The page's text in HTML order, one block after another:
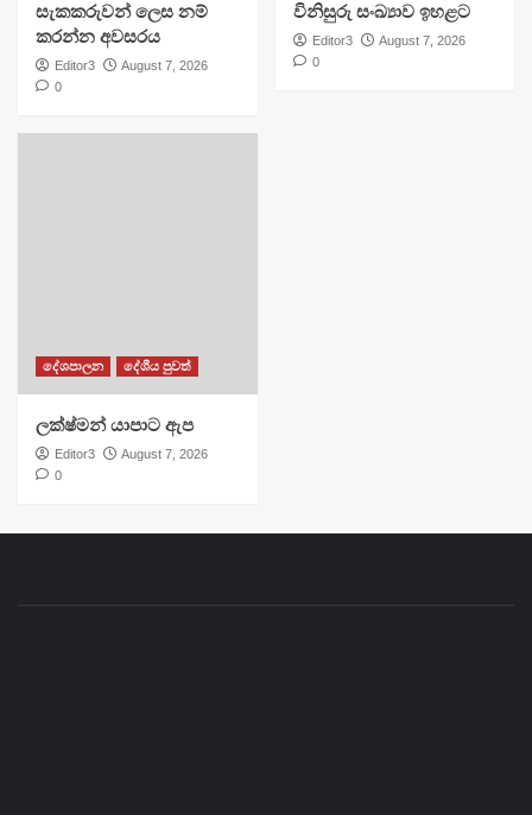
සැකකරුවන් ලෙස නම්
කරන්න අවසරය
Editor3
August 7, 2026
0
විනිසුරු සංඛ්‍යාව ඉහළට
Editor3
August 7, 2026
0
දේශපාලන දේශීය පුවත්
ලක්ෂ්මන් යාපාට ඇප
Editor3
August 7, 2026
0